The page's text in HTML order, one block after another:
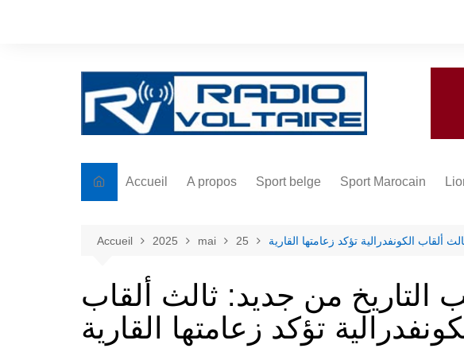
Accueil A propos Sport belge Sport Marocain
Accueil 2025 mai 25 ألقاب الكونفدرالية تؤكد زعامتها القارية
التاريخ من جديد: ثالث ألقاب
تؤكد زعامتها القارية